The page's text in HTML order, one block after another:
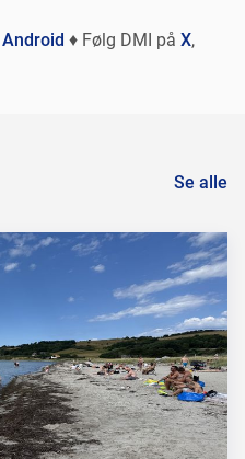
Android ♦ Følg DMI på X,
Se alle